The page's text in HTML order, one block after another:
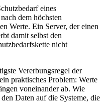
eines
dem höchsten
Werte. Ein Server, der einen
damit selbst den
nicht
Vererbungsregel der
praktisches Problem: Werte
voneinander ab. Wie
Daten auf die Systeme, die